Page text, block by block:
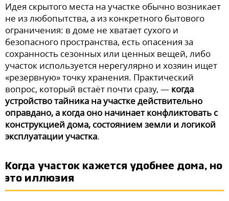
Идея скрытого места на участке обычно возникает
не из любопытства, а из конкретного бытового
ограничения: в доме не хватает сухого и
безопасного пространства, есть опасения за
сохранность сезонных или ценных вещей, либо
участок используется нерегулярно и хозяин ищет
«резервную» точку хранения. Практический
вопрос, который встаёт почти сразу, — когда
устройство тайника на участке действительно
оправдано, а когда оно начинает конфликтовать с
конструкцией дома, состоянием земли и логикой
эксплуатации участка.
Когда участок кажется удобнее дома, но
это иллюзия